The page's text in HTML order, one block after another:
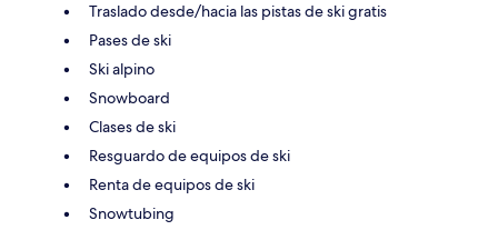
Traslado desde/hacia las pistas de ski gratis
Pases de ski
Ski alpino
Snowboard
Clases de ski
Resguardo de equipos de ski
Renta de equipos de ski
Snowtubing